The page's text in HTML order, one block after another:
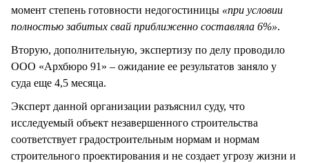
момент степень готовности недогостиницы «при условии
полностью забитых свай приближенно составляла 6%».
Вторую, дополнительную, экспертизу по делу проводило
ООО «Архбюро 91» – ожидание ее результатов заняло у
суда еще 4,5 месяца.
Эксперт данной организации разъяснил суду, что
исследуемый объект незавершенного строительства
соответствует градостроительным нормам и нормам
строительного проектирования и не создает угрозу жизни и